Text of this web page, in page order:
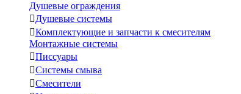
Душевые ограждения
Душевые системы
Комплектующие и запчасти к смесителям
Монтажные системы
Писсуары
Системы смыва
Смесители